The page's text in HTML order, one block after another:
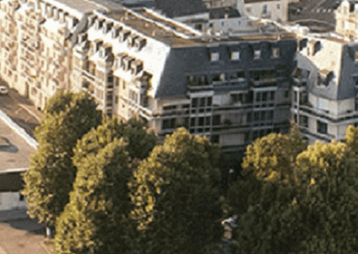
Exporter les lignes sélectionnées
Exporter toutes les colonnes
Exporter uniquement les colonnes affichées
Menu
<
>
- 🎁 Caen on aime, on partage
- 🎉 Les événements AVF
- Activités et Loisirs
Ajoutez un logo, un bouton, des réseaux sociaux
Cliquez pour éditer